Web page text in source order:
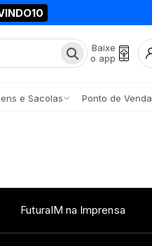
Baixe
o app
e Sacolas Ponto de Venda
FuturaIM na Imprensa